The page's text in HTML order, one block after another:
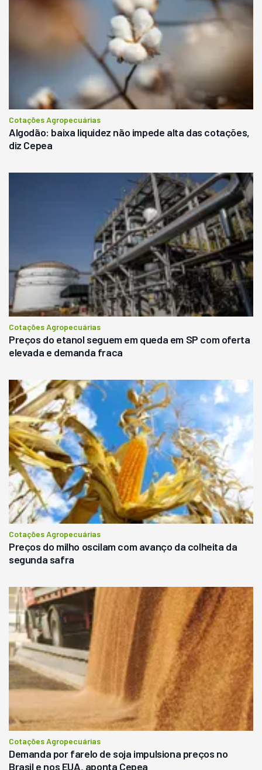
Cotações Agropecuárias
Algodão: baixa liquidez não impede alta das cotações,
diz Cepea
Cotações Agropecuárias
Preços do etanol seguem em queda em SP com oferta
elevada e demanda fraca
Cotações Agropecuárias
Preços do milho oscilam com avanço da colheita da
segunda safra
Cotações Agropecuárias
Demanda por farelo de soja impulsiona preços no
Brasil e nos EUA, aponta Cepea